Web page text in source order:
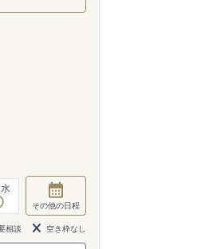
水
その他の日程
相談 空き枠なし